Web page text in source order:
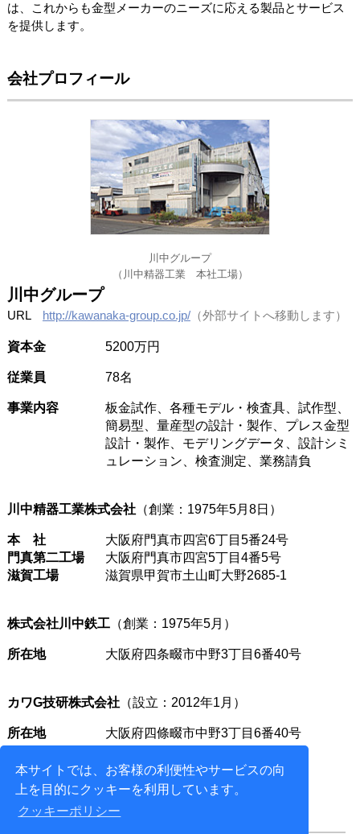
本サイトでは、お客様の利便性やサービスの向
上を目的にクッキーを利用しています。
クッキーポリシー
は、これからも金型メーカーのニーズに応える製品とサービス
を提供します。
会社プロフィール
川中グループ
（川中精器工業 本社工場）
川中グループ
URL http://kawanaka-group.co.jp/（外部サイトへ移動します）
資本金 5200万円
従業員 78名
事業内容
板金試作、各種モデル・検査具、試作型、
簡易型、量産型の設計・製作、プレス金型
設計・製作、モデリングデータ、設計シミ
ュレーション、検査測定、業務請負
川中精器工業株式会社（創業：1975年5月8日）
本 社
門真第二工場
滋賀工場
大阪府門真市四宮6丁目5番24号
大阪府門真市四宮5丁目4番5号
滋賀県甲賀市土山町大野2685-1
株式会社川中鉄工（創業：1975年5月）
所在地 大阪府四条畷市中野3丁目6番40号
カワG技研株式会社（設立：2012年1月）
所在地 大阪府四條畷市中野3丁目6番40号